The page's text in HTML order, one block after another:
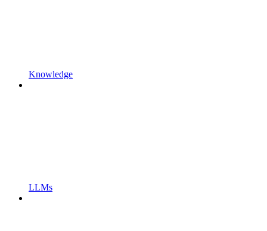
Knowledge
LLMs